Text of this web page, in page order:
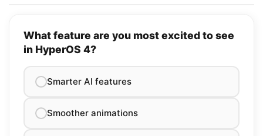
What feature are you most excited to see
in HyperOS 4?
Smarter AI features
Smoother animations